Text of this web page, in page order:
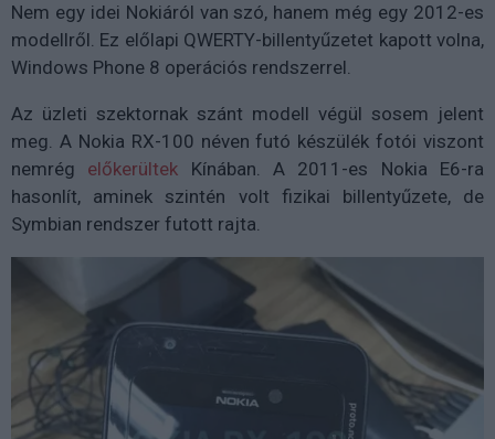
Nem egy idei Nokiáról van szó, hanem még egy 2012-es
modellről. Ez előlapi QWERTY-billentyűzetet kapott volna,
Windows Phone 8 operációs rendszerrel.
Az üzleti szektornak szánt modell végül sosem jelent
meg. A Nokia RX-100 néven futó készülék fotói viszont
nemrég előkerültek Kínában. A 2011-es Nokia E6-ra
hasonlít, aminek szintén volt fizikai billentyűzete, de
Symbian rendszer futott rajta.